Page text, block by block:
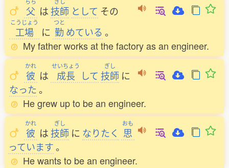
父 は技師 として その
こうじょう
工場 に
つと
勤 めている 。
My father works at the factory as an engineer.
かれ
彼 は
せいちょう
成長 して
ぎし
技師 に
なった。
He grew up to be an engineer.
かれ
彼 は
ぎし
技師 に なりたく
おも
思
っています。
He wants to be an engineer.